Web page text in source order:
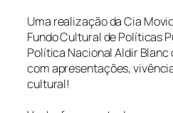
Uma realização da Cia
Fundo Cultural de Políticas
Política Nacional Aldir Blanc
com apresentações,
cultural!